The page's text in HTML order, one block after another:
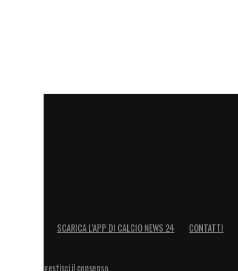
SCARICA L’APP DI CALCIO NEWS 24 CONTATTI
gestisci il consenso